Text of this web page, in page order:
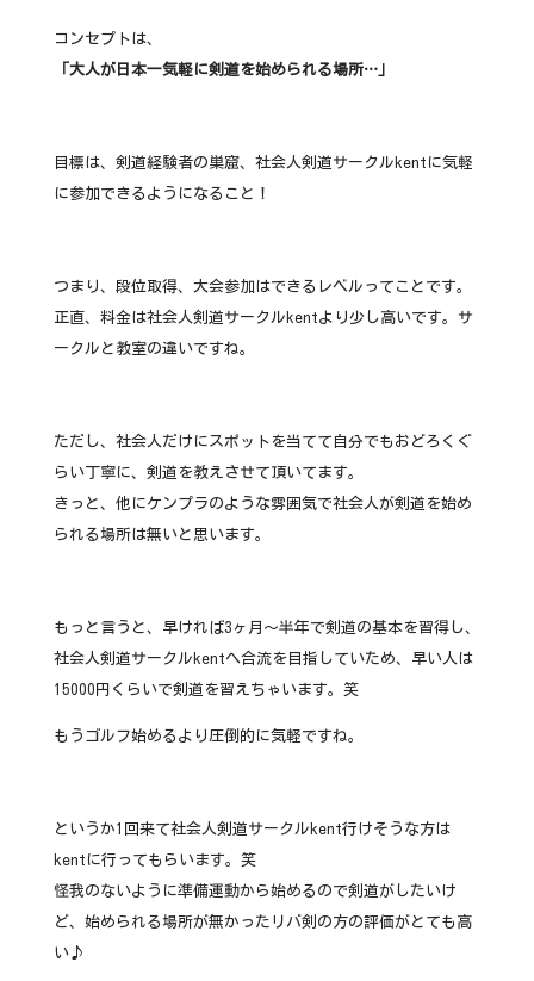
コンセプトは、
「大人が日本一気軽に剣道を始められる場所…」
目標は、剣道経験者の巣窟、社会人剣道サークルkentに気軽
に参加できるようになること！
つまり、段位取得、大会参加はできるレベルってことです。
正直、料金は社会人剣道サークルkentより少し高いです。サ
ークルと教室の違いですね。
ただし、社会人だけにスポットを当てて自分でもおどろくぐ
らい丁寧に、剣道を教えさせて頂いてます。
きっと、他にケンプラのような雰囲気で社会人が剣道を始め
られる場所は無いと思います。
もっと言うと、早ければ3ヶ月〜半年で剣道の基本を習得し、
社会人剣道サークルkentへ合流を目指していため、早い人は
15000円くらいで剣道を習えちゃいます。笑
もうゴルフ始めるより圧倒的に気軽ですね。
というか1回来て社会人剣道サークルkent行けそうな方は
kentに行ってもらいます。笑
怪我のないように準備運動から始めるので剣道がしたいけ
ど、始められる場所が無かったリバ剣の方の評価がとても高
い♪